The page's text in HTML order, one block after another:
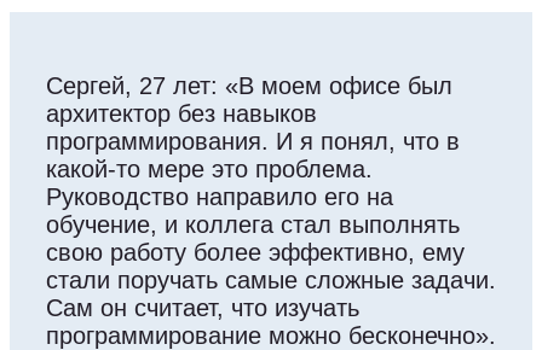
Сергей, 27 лет: «В моем офисе был
архитектор без навыков
программирования. И я понял, что в
какой-то мере это проблема.
Руководство направило его на
обучение, и коллега стал выполнять
свою работу более эффективно, ему
стали поручать самые сложные задачи.
Сам он считает, что изучать
программирование можно бесконечно».